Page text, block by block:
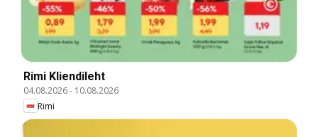
Rimi Kliendileht
04.08.2026- 10.08.2026
Rimi